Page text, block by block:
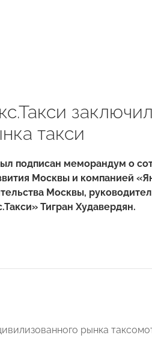
такси
подписан меморандум о
Москвы и компанией «
Москвы,
Тигран Худавердян.
рынка